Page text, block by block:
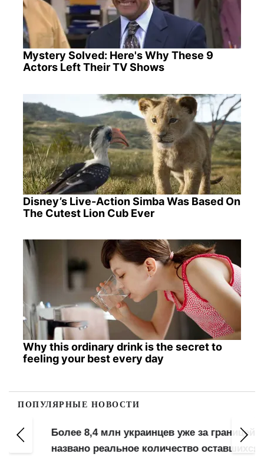
Mystery Solved: Here's Why These 9
Actors Left Their TV Shows
Disney’s Live-Action Simba Was Based On
The Cutest Lion Cub Ever
Why this ordinary drink is the secret to
feeling your best every day
ПОПУЛЯРНЫЕ НОВОСТИ
Более 8,4 млн украинцев уже за границей:
названо реальное количество оставшихся